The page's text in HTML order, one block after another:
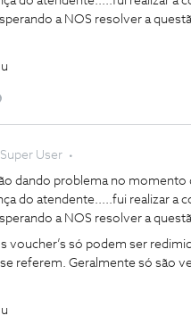
a NOS resolver a
Super User
dando problema no
do atendente.....fui realizar a
a NOS resolver a
voucher’s só podem ser
referem. Geralmente só são